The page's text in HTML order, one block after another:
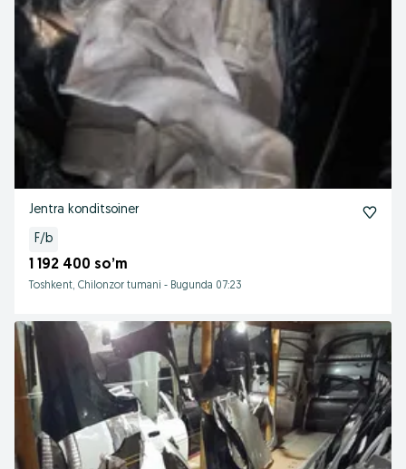
Jentra konditsoiner
F/b
1 192 400 so’m
Toshkent, Chilonzor tumani - Bugunda 07:23